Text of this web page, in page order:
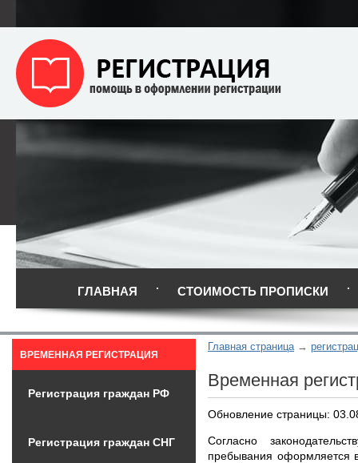
ГЛАВНАЯ СТОИМОСТЬ ПРОПИСКИ
Главная страница
Временная
Обновление страницы:
Согласно
пребывания оформляется
ВРЕМЕННАЯ РЕГИСТРАЦИЯ
Регистрация граждан РФ
Регистрация граждан СНГ